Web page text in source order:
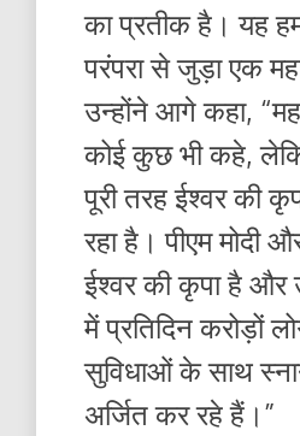
का प्रतीक है। यह
परंपरा से जुड़ा एक
उन्होंने आगे कहा,
कोई कुछ भी कहे,
पूरी तरह ईश्वर की
रहा है। पीएम मोदी
ईश्वर की कृपा है और
में प्रतिदिन करोड़ों
सुविधाओं के साथ
अर्जित कर रहे हैं।”